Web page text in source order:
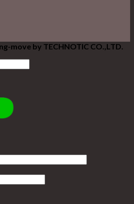
move by TECHNOTIC CO.,LTD.